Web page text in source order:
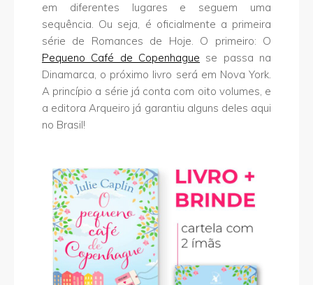
em diferentes lugares e seguem uma
sequência. Ou seja, é oficialmente a primeira
série de Romances de Hoje. O primeiro: O
Pequeno Café de Copenhague se passa na
Dinamarca, o próximo livro será em Nova York.
A princípio a série já conta com oito volumes, e
a editora Arqueiro já garantiu alguns deles aqui
no Brasil!